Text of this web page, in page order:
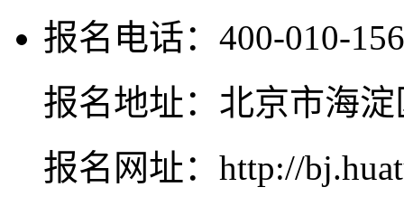
报名电话：400-010-
报名地址：北京市海
报名网址：http://